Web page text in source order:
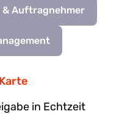
& Auftragnehmer
in Echtzeit